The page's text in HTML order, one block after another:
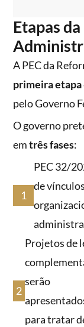
Etapas
A PEC da
primeira etapa
pelo Governo
O governo
emtrês fases:
PEC 32/
de
Projetos de
serão
para tratar